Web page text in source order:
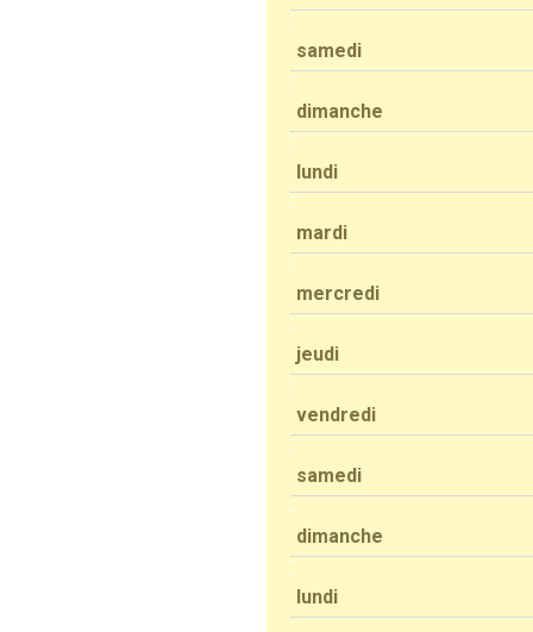
samedi
dimanche
lundi
mardi
mercredi
jeudi
vendredi
samedi
dimanche
lundi